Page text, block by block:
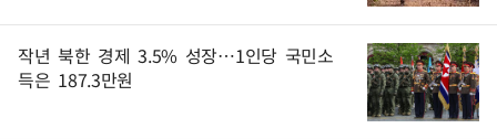
작년 북한 경제 3.5% 성장…1인당 국민소
득은 187.3만원